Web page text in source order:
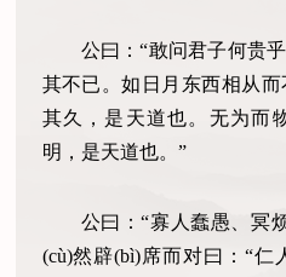
公曰：“敢问君子何贵
其不已。如日月东西相从
其久，是天道也。无为而
明，是天道也。”
公曰：“寡人蠢愚、冥
(cù)然辟(bì)席而对曰：“